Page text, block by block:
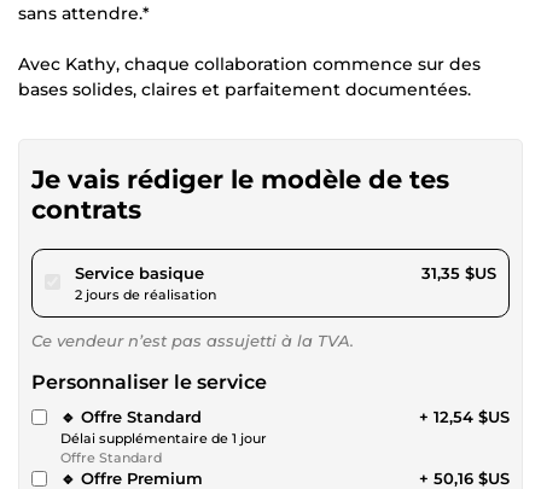
sans attendre.*
Avec Kathy, chaque collaboration commence sur des
bases solides, claires et parfaitement documentées.
Je vais rédiger le modèle de tes
contrats
Service basiquepour 28,89 $US
2 jours de réalisation
31,35 $US
Ce vendeur n’est pas assujetti à la TVA.
Personnaliser le service
🔹 Offre Standard
Délai supplémentaire de 1 jour
Offre Standard
+ 12,54 $US
🔹 Offre Premium + 50,16 $US